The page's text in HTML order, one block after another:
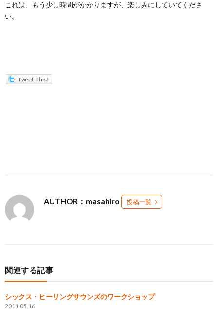
これは、もう少し時間がかかりますが、楽しみにしていてくださ
い。
AUTHOR：masahiro 投稿一覧
関連する記事
シックス・ヒーリングサウンズのワークショップ
2011.05.16